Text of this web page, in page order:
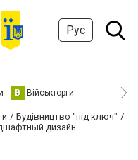
Рус
В Військторги
Будівництво "під ключ"
дизайн